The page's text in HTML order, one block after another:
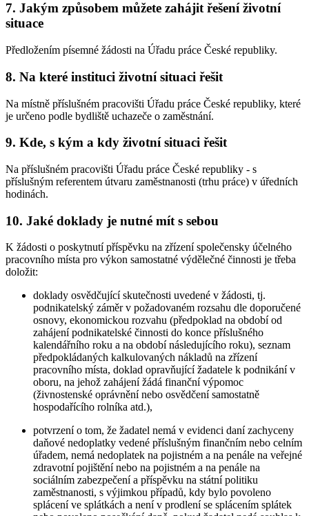
7. Jakým způsobem můžete zahájit řešení životní
situace
Předložením písemné žádosti na Úřadu práce České republiky.
8. Na které instituci životní situaci řešit
Na místně příslušném pracovišti Úřadu práce České republiky, které
je určeno podle bydliště uchazeče o zaměstnání.
9. Kde, s kým a kdy životní situaci řešit
Na příslušném pracovišti Úřadu práce České republiky - s
příslušným referentem útvaru zaměstnanosti (trhu práce) v úředních
hodinách.
10. Jaké doklady je nutné mít s sebou
K žádosti o poskytnutí příspěvku na zřízení společensky účelného
pracovního místa pro výkon samostatné výdělečné činnosti je třeba
doložit:
doklady osvědčující skutečnosti uvedené v žádosti, tj.
podnikatelský záměr v požadovaném rozsahu dle doporučené
osnovy, ekonomickou rozvahu (předpoklad na období od
zahájení podnikatelské činnosti do konce příslušného
kalendářního roku a na období následujícího roku), seznam
předpokládaných kalkulovaných nákladů na zřízení
pracovního místa, doklad opravňující žadatele k podnikání v
oboru, na jehož zahájení žádá finanční výpomoc
(živnostenské oprávnění nebo osvědčení samostatně
hospodařícího rolníka atd.),
potvrzení o tom, že žadatel nemá v evidenci daní zachyceny
daňové nedoplatky vedené příslušným finančním nebo celním
úřadem, nemá nedoplatek na pojistném a na penále na veřejné
zdravotní pojištění nebo na pojistném a na penále na
sociálním zabezpečení a příspěvku na státní politiku
zaměstnanosti, s výjimkou případů, kdy bylo povoleno
splácení ve splátkách a není v prodlení se splácením splátek